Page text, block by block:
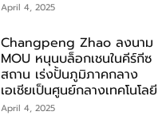
April 4, 2025
Changpeng Zhao ลงนาม
MOU หนุนบล็อกเชนในคีร์กีซ
สถาน เร่งปั้นภูมิภาคกลาง
เอเชียเป็นศูนย์กลางเทคโนโลยี
April 4, 2025